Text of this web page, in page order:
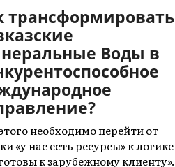
трансформировать
Воды в
необходимо перейти от
«у нас есть ресурсы» к логике
к зарубежному клиенту».